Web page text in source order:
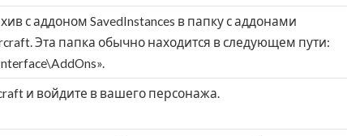
с аддоном SavedInstances в папку с аддонами
Эта папка обычно находится в следующем пути:
и войдите в вашего персонажа.